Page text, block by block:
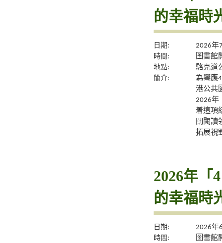
的幸福時
日期:
2026年
時間:
圖書館
地點:
駱克道
簡介:
為響應
港公共
2026年
着這項
闊閱讀
拓展視
2026年「
的幸福時
日期:
2026年
時間:
圖書館